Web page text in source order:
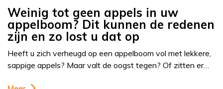
Weinig tot geen appels in uw
appelboom? Dit kunnen de redenen
zijn en zo lost u dat op
Heeft u zich verheugd op een appelboom vol met lekkere,
sappige appels? Maar valt de oogst tegen? Of zitten er…